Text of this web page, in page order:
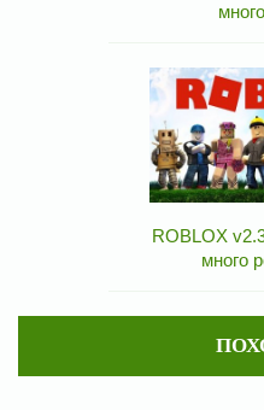
ROBLOX
много